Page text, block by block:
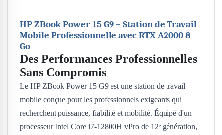
HP ZBook Power 15 G9 – Station de Travail
Mobile Professionnelle avec RTX A2000 8
Go
Des Performances Professionnelles
Sans Compromis
Le HP ZBook Power 15 G9 est une station de travail
mobile conçue pour les professionnels exigeants qui
recherchent puissance, fiabilité et mobilité. Équipé d'un
processeur Intel Core i7-12800H vPro de 12ᵉ génération,